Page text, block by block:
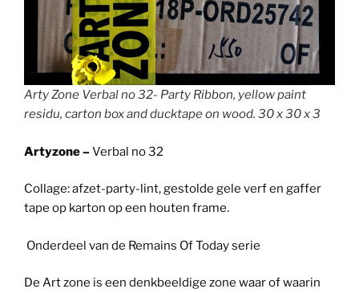
Arty Zone Verbal no 32- Party Ribbon, yellow paint
residu, carton box and ducktape on wood. 30 x 30 x 3
Artyzone –Verbal no 32
Collage: afzet-party-lint, gestolde gele verf en gaffer
tape op karton op een houten frame.
Onderdeel van de Remains Of Today serie
De Art zone is een denkbeeldige zone waar of waarin